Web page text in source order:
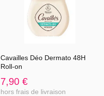
Cavailles Déo Dermato 48H
Roll-on
7,90 €
hors frais de livraison